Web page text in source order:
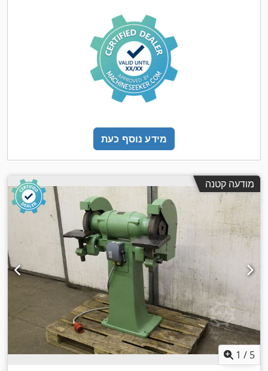
מידע נוסף כעת
מודעה קטנה
1 / 5